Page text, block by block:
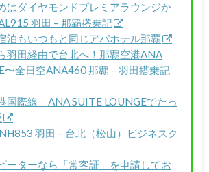
はダイヤモンドプレミアラウンジか
羽田 – 那覇搭乗記
泊もいつもと同じアパホテル那覇
羽田経由で台北へ！那覇空港ANA
〜全日空ANA460 那覇 – 羽田搭乗記
国際線 ANA SUITE LOUNGEでたっ
羽田 – 台北（松山）ビジネスク
ーターなら「常客証」を申請してお